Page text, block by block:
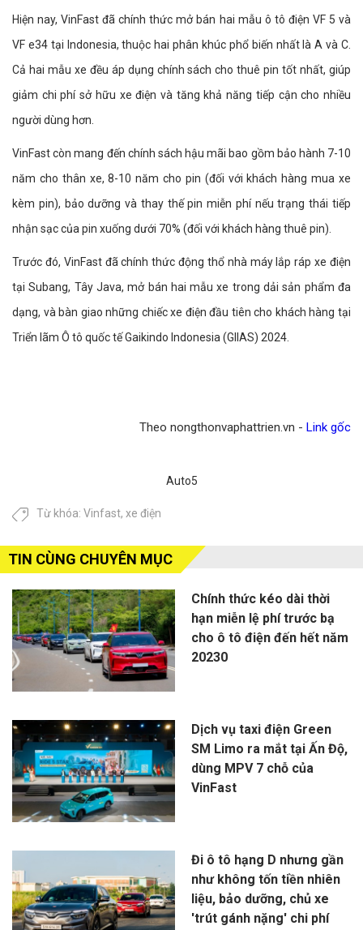
Hiện nay, VinFast đã chính thức mở bán hai mẫu ô tô điện VF 5 và
VF e34 tại Indonesia, thuộc hai phân khúc phổ biến nhất là A và C.
Cả hai mẫu xe đều áp dụng chính sách cho thuê pin tốt nhất, giúp
giảm chi phí sở hữu xe điện và tăng khả năng tiếp cận cho nhiều
người dùng hơn.
VinFast còn mang đến chính sách hậu mãi bao gồm bảo hành 7-10
năm cho thân xe, 8-10 năm cho pin (đối với khách hàng mua xe
kèm pin), bảo dưỡng và thay thế pin miễn phí nếu trạng thái tiếp
nhận sạc của pin xuống dưới 70% (đối với khách hàng thuê pin).
Trước đó, VinFast đã chính thức động thổ nhà máy lắp ráp xe điện
tại Subang, Tây Java, mở bán hai mẫu xe trong dải sản phẩm đa
dạng, và bàn giao những chiếc xe điện đầu tiên cho khách hàng tại
Triển lãm Ô tô quốc tế Gaikindo Indonesia (GIIAS) 2024.
Theo nongthonvaphattrien.vn - Link gốc
Auto5
Từ khóa: Vinfast, xe điện
TIN CÙNG CHUYÊN MỤC
Chính thức kéo dài thời
hạn miễn lệ phí trước bạ
cho ô tô điện đến hết năm
20230
Dịch vụ taxi điện Green
SM Limo ra mắt tại Ấn Độ,
dùng MPV 7 chỗ của
VinFast
Đi ô tô hạng D nhưng gần
như không tốn tiền nhiên
liệu, bảo dưỡng, chủ xe
'trút gánh nặng' chi phí